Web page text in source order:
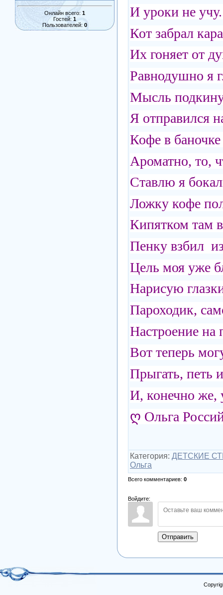
Онлайн всего: 1
Гостей: 1
Пользователей: 0
И уроки не
Кот забрал
Их гоняет от
Равнодушно я
Мысль
Я отправился
Кофе в
Ароматно, то,
Ставлю я
Ложку кофе
Кипятком там
Пенку взбил
Цель моя уже
Нарисую
Пароходик,
Настроение на
Вот теперь
Прыгать, петь
И, конечно же,
ღ Ольга
Категория: ДЕТСКИЕ
Ольга
Всего комментариев: 0
Войдите:
Отправить